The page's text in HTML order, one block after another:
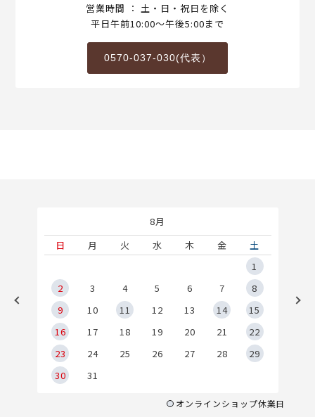
営業時間 ： 土・日・祝日を除く
平日午前10:00～午後5:00まで
0570-037-030(代表）
8月
日
月 火 水 木 金
土
1
2
3 4 5 6 7
8
9
10 11 12 13 14
15
16
17 18 19 20 21
22
23
24 25 26 27 28
29
30
31
オンラインショップ休業日